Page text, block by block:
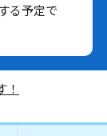
る予定で